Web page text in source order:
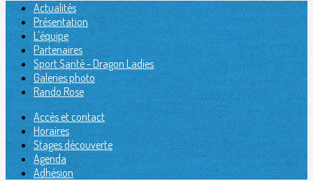
Actualités
Présentation
L'équipe
Partenaires
Sport Santé - Dragon Ladies
Galeries photo
Rando Rose
Accès et contact
Horaires
Stages découverte
Agenda
Adhésion